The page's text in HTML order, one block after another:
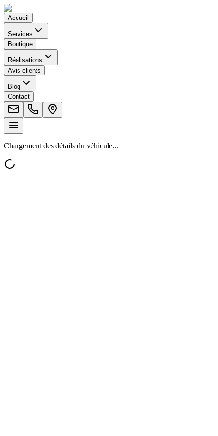
Accueil
Services
Boutique
Réalisations
Avis clients
Blog
Contact
Chargement des détails du véhicule...